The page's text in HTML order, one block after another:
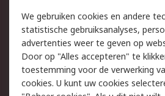
Track & Trace
Wettelijk
Cookiebeleid
We gebruiken cookies en andere
statistische gebruiksanalyses,
advertenties weer te geven op
Door op "Alles accepteren" te
toestemming voor de verwerking
cookies. U kunt uw cookies